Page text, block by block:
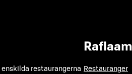
restaurangerna Restauranger